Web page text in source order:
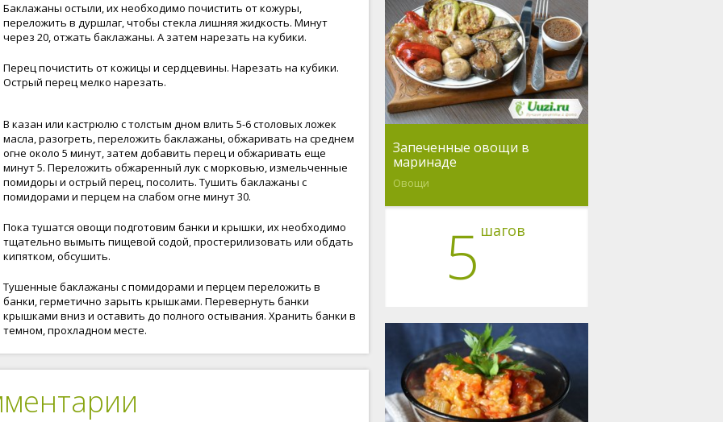
Баклажаны остыли, их необходимо почистить от кожуры,
переложить в дуршлаг, чтобы стекла лишняя жидкость. Минут
через 20, отжать баклажаны. А затем нарезать на кубики.
Перец почистить от кожицы и сердцевины. Нарезать на кубики.
Острый перец мелко нарезать.
В казан или кастрюлю с толстым дном влить 5-6 столовых ложек
масла, разогреть, переложить баклажаны, обжаривать на среднем
огне около 5 минут, затем добавить перец и обжаривать еще
минут 5. Переложить обжаренный лук с морковью, измельченные
помидоры и острый перец, посолить. Тушить баклажаны с
помидорами и перцем на слабом огне минут 30.
Пока тушатся овощи подготовим банки и крышки, их необходимо
тщательно вымыть пищевой содой, простерилизовать или обдать
кипятком, обсушить.
Тушенные баклажаны с помидорами и перцем переложить в
банки, герметично зарыть крышками. Перевернуть банки
крышками вниз и оставить до полного остывания. Хранить банки в
темном, прохладном месте.
Запеченные овощи в
маринаде
Овощи
5 шагов